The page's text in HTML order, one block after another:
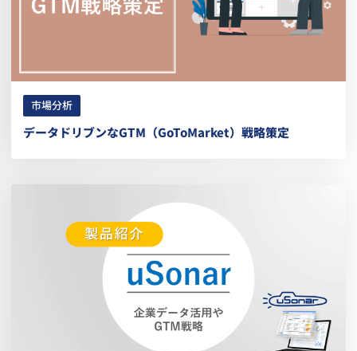
市場分析
データドリブンなGTM（GoToMarket）戦略策定